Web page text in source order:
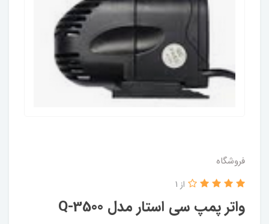
فروشگاه
واتر پمپ سی استار مدل Q-3500
از 1